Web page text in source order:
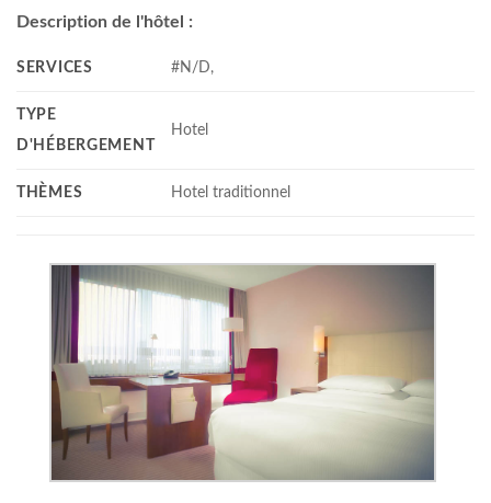
Description de l'hôtel :
SERVICES #N/D,
TYPE
D'HÉBERGEMENT
Hotel
THÈMES Hotel traditionnel